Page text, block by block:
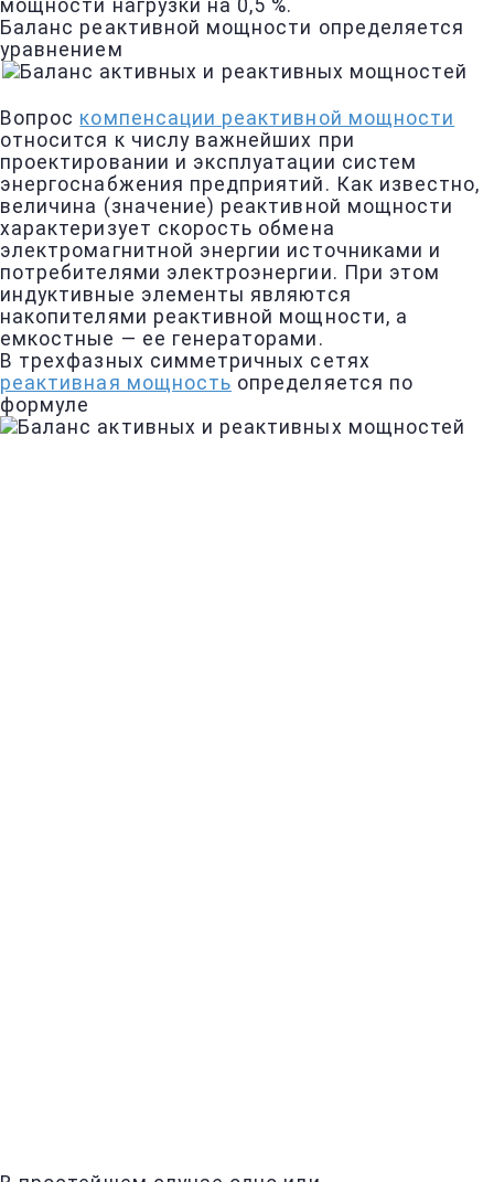
мощности нагрузки на 0,5 %.
Баланс реактивной мощности определяется
уравнением
Вопрос компенсации реактивной мощности
относится к числу важнейших при
проектировании и эксплуатации систем
энергоснабжения предприятий. Как известно,
величина (значение) реактивной мощности
характеризует скорость обмена
электромагнитной энергии источниками и
потребителями электроэнергии. При этом
индуктивные элементы являются
накопителями реактивной мощности, а
емкостные — ее генераторами.
В трехфазных симметричных сетях
реактивная мощность определяется по
формуле